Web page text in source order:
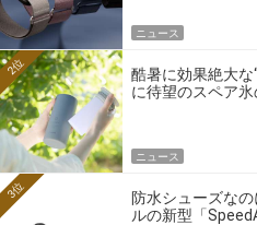
ニュース
酷暑に効果絶大な
に待望のスペア
2位
ニュース
防水シューズな
ルの新型「
3位